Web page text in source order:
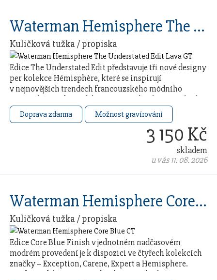
Waterman Hemisphere The Understated Edit Lava GT
Kuličková tužka / propiska
Edice The Understated Edit představuje tři nové designy
per kolekce Hémisphère, které se inspirují
v nejnovějších trendech francouzského módního
průmyslu. Každý model čerpá ze 140letého řemeslného
…
Doprava zdarma Možnost gravírování
3 150 Kč
skladem
u vás 11. 08. 2026
Waterman Hemisphere Core Blue CT
Kuličková tužka / propiska
Edice Core Blue Finish v jednotném nadčasovém
modrém provedení je k dispozici ve čtyřech kolekcích
značky – Exception, Carene, Expert a Hemisphere.
Každý model čerpá ze 140letého řemeslného …